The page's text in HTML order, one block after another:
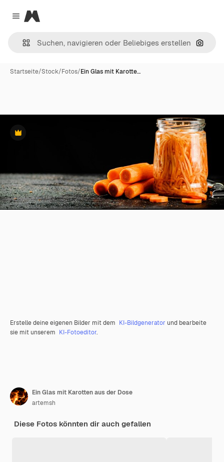
Close menu
Magnific
Nach
Startseite/Stock/Fotos/Ein Glas mit Karotte…
Premium
Erstelle deine eigenen Bilder mit dem KI-Bildgenerator und bearbeite
sie mit unserem KI-Fotoeditor.
Ein Glas mit Karotten aus der Dose
artemsh
Diese Fotos könnten dir auch gefallen